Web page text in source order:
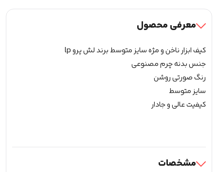
معرفی محصول
کیف ابزار ناخن و مژه سایز متوسط برند لش پرو lp
جنس بدنه چرم مصنوعی
رنگ صورتی روشن
سایز متوسط
کیفیت عالی و جادار
مشخصات